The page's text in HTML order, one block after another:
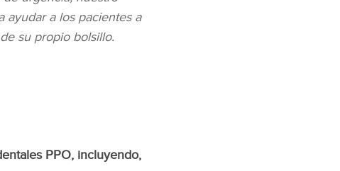
ayudar a los pacientes a
su propio bolsillo.
PPO, incluyendo,